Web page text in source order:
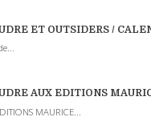
ET OUTSIDERS /
AUX EDITIONS
MAURICE...